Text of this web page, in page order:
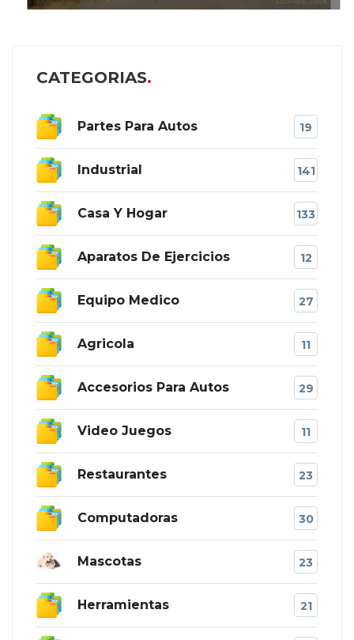
CATEGORIAS
Partes Para Autos 19
Industrial 141
Casa Y Hogar 133
Aparatos De Ejercicios 12
Equipo Medico 27
Agricola 11
Accesorios Para Autos 29
Video Juegos 11
Restaurantes 23
Computadoras 30
Mascotas 23
Herramientas 21